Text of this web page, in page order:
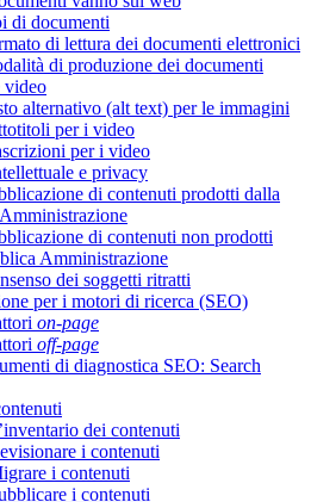
di documenti
di lettura dei documenti elettronici
di produzione dei documenti
video
alternativo (alt text) per le immagini
per i video
per i video
e privacy
di contenuti prodotti dalla
di contenuti non prodotti
Amministrazione
dei soggetti ritratti
per i motori di ricerca (SEO)
on-page
off-page
di diagnostica SEO: Search
dei contenuti
i contenuti
i contenuti
i contenuti